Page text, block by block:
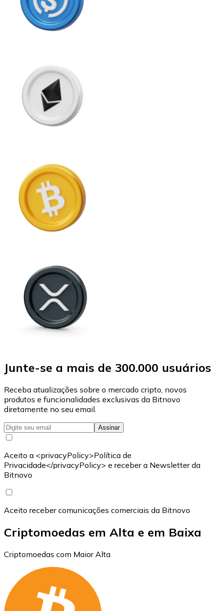
Junte-se a mais de 300.000 usuários
Receba atualizações sobre o mercado cripto, novos
produtos e funcionalidades exclusivas da Bitnovo
diretamente no seu email.
Assinar
Aceito a <privacyPolicy>Política de
Privacidade</privacyPolicy> e receber a Newsletter da
Bitnovo
Aceito receber comunicações comerciais da Bitnovo
Criptomoedas em Alta e em Baixa
Criptomoedas com Maior Alta